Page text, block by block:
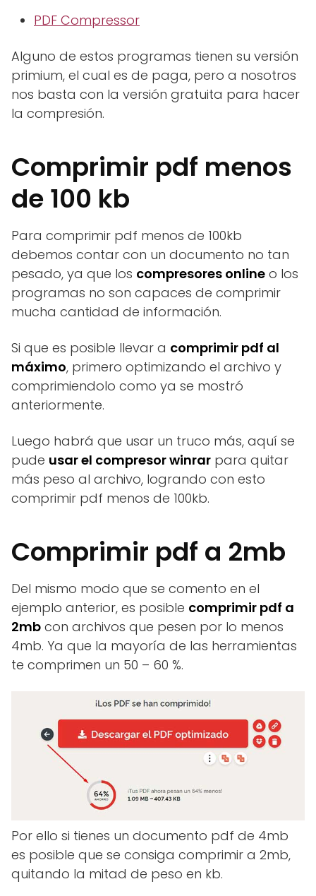
PDF Compressor
Alguno de estos programas tienen su versión
primium, el cual es de paga, pero a nosotros
nos basta con la versión gratuita para hacer
la compresión.
Comprimir pdf menos
de 100 kb
Para comprimir pdf menos de 100kb
debemos contar con un documento no tan
pesado, ya que los compresores online o los
programas no son capaces de comprimir
mucha cantidad de información.
Si que es posible llevar a comprimir pdf al
máximo, primero optimizando el archivo y
comprimiendolo como ya se mostró
anteriormente.
Luego habrá que usar un truco más, aquí se
pude usar el compresor winrar para quitar
más peso al archivo, logrando con esto
comprimir pdf menos de 100kb.
Comprimir pdf a 2mb
Del mismo modo que se comento en el
ejemplo anterior, es posible comprimir pdf a
2mb con archivos que pesen por lo menos
4mb. Ya que la mayoría de las herramientas
te comprimen un 50 – 60 %.
Por ello si tienes un documento pdf de 4mb
es posible que se consiga comprimir a 2mb,
quitando la mitad de peso en kb.